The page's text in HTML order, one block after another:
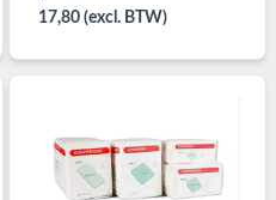
17,80 (excl. BTW)